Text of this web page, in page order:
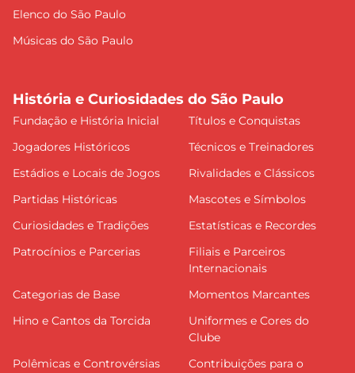
Elenco do São Paulo
Músicas do São Paulo
História e Curiosidades do São Paulo
Fundação e História Inicial
Títulos e Conquistas
Jogadores Históricos
Técnicos e Treinadores
Estádios e Locais de Jogos
Rivalidades e Clássicos
Partidas Históricas
Mascotes e Símbolos
Curiosidades e Tradições
Estatísticas e Recordes
Patrocínios e Parcerias
Filiais e Parceiros
Internacionais
Categorias de Base
Momentos Marcantes
Hino e Cantos da Torcida
Uniformes e Cores do
Clube
Polêmicas e Controvérsias
Contribuições para o